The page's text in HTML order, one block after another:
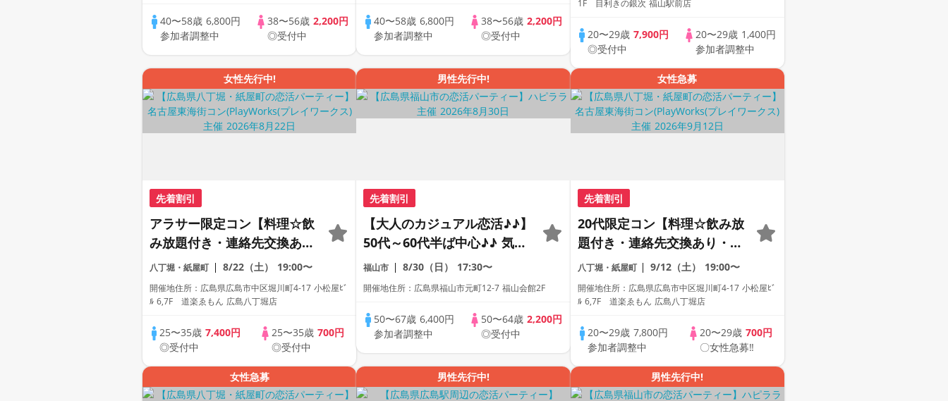
♪♪ 美味しいドリンク＆ライ
トフード付き♪♪ 投票なし♪♪
40〜58歳 6,800円
参加者調整中
38〜56歳 2,200円
◎受付中
ュアルな楽しい出会い♪♪美味
しいドリンク＆フード付☆連
絡先交換自由
40〜58歳 6,800円
参加者調整中
38〜56歳2,200円
◎受付中
1F 目利きの銀次 福山駅前店
20〜29歳 7,900円
◎受付中
20〜29歳 1,400円
参加者調整中
女性先行中!
先着割引
アラサー限定コン【料理☆飲
み放題付き・連絡先交換あ
り・完全着席型】１名参加多
数・初参加も大歓迎☆プレイ
ワークス主催☆
八丁堀・紙屋町 8/22（土） 19:00〜
開催地住所：広島県広島市中区堀川町4-17 小松屋ﾋﾞ
ﾙ 6,7F 道楽ゑもん 広島八丁堀店
25〜35歳7,400円
◎受付中
25〜35歳 700円
◎受付中
男性先行中!
先着割引
【大人のカジュアル恋活♪♪】
50代～60代半ば中心♪♪ 気軽
に楽しめる合コンパーティー
♪♪お友達作りから始める楽し
ク片手にゆるやかなご縁を♪♪
福山市 8/30（日） 17:30〜
開催地住所：広島県福山市元町12-7 福山会館2F
50〜67歳 6,400円
参加者調整中
50〜64歳2,200円
◎受付中
女性急募
先着割引
20代限定コン【料理☆飲み放
題付き・連絡先交換あり・完
全着席型】１名参加多数・初
参加も大歓迎☆プレイワーク
ス主催☆
八丁堀・紙屋町 9/12（土） 19:00〜
開催地住所：広島県広島市中区堀川町4-17 小松屋ﾋﾞ
ﾙ 6,7F 道楽ゑもん 広島八丁堀店
20〜29歳7,800円
参加者調整中
20〜29歳 700円
〇女性急募‼
女性急募 男性先行中! 男性先行中!